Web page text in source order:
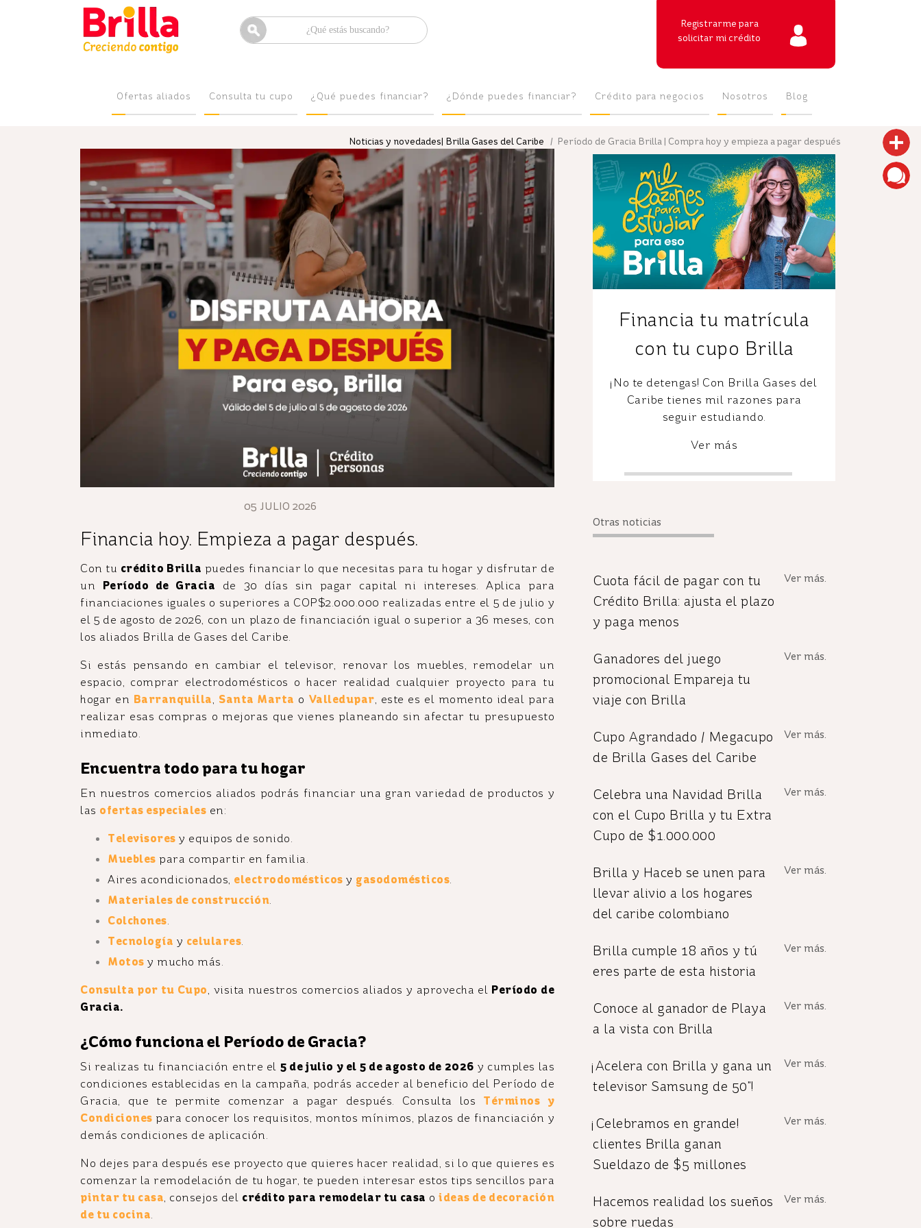
Registrarme para
solicitar mi crédito
Ofertas aliados Consulta tu cupo ¿Qué puedes financiar? ¿Dónde puedes financiar? Crédito para negocios Nosotros Blog
Noticias y novedades| Brilla Gases del Caribe / Período de Gracia Brilla | Compra hoy y empieza a pagar después
05 JULIO 2026
Financia hoy. Empieza a pagar después.
Con tu crédito Brilla puedes financiar lo que necesitas para tu hogar y disfrutar de
un Período de Gracia de 30 días sin pagar capital ni intereses. Aplica para
financiaciones iguales o superiores a COP$2.000.000 realizadas entre el 5 de julio y
el 5 de agosto de 2026, con un plazo de financiación igual o superior a 36 meses, con
los aliados Brilla de Gases del Caribe.
Si estás pensando en cambiar el televisor, renovar los muebles, remodelar un
espacio, comprar electrodomésticos o hacer realidad cualquier proyecto para tu
hogar en Barranquilla, Santa Marta o Valledupar, este es el momento ideal para
realizar esas compras o mejoras que vienes planeando sin afectar tu presupuesto
inmediato.
Encuentra todo para tu hogar
En nuestros comercios aliados podrás financiar una gran variedad de productos y
las ofertas especiales en:
Televisores y equipos de sonido.
Muebles para compartir en familia.
Aires acondicionados, electrodomésticos y gasodomésticos.
Materiales de construcción.
Colchones.
Tecnología y celulares.
Motos y mucho más.
Consulta por tu Cupo, visita nuestros comercios aliados y aprovecha el Período de
Gracia.
¿Cómo funciona el Período de Gracia?
Si realizas tu financiación entre el 5 de julio y el 5 de agosto de 2026 y cumples las
condiciones establecidas en la campaña, podrás acceder al beneficio del Período de
Gracia, que te permite comenzar a pagar después. Consulta los Términos y
Condiciones para conocer los requisitos, montos mínimos, plazos de financiación y
demás condiciones de aplicación.
No dejes para después ese proyecto que quieres hacer realidad, si lo que quieres es
comenzar la remodelación de tu hogar, te pueden interesar estos tips sencillos para
pintar tu casa, consejos del crédito para remodelar tu casa oideas de decoración
de tu cocina.
Financia tu matrícula
con tu cupo Brilla
¡No te detengas! Con Brilla Gases del
Caribe tienes mil razones para
seguir estudiando.
Ver más
Otras noticias
Cuota fácil de pagar con tu
Crédito Brilla: ajusta el plazo
y paga menos
Ver más.
Ganadores del juego
promocional Empareja tu
viaje con Brilla
Ver más.
Cupo Agrandado / Megacupo
de Brilla Gases del Caribe
Ver más.
Celebra una Navidad Brilla
con el Cupo Brilla y tu Extra
Cupo de $1.000.000
Ver más.
Brilla y Haceb se unen para
llevar alivio a los hogares
del caribe colombiano
Ver más.
Brilla cumple 18 años y tú
eres parte de esta historia
Ver más.
Conoce al ganador de Playa
a la vista con Brilla
Ver más.
¡Acelera con Brilla y gana un
televisor Samsung de 50"!
Ver más.
¡Celebramos en grande!
clientes Brilla ganan
Sueldazo de $5 millones
Ver más.
Hacemos realidad los sueños
sobre ruedas
Ver más.